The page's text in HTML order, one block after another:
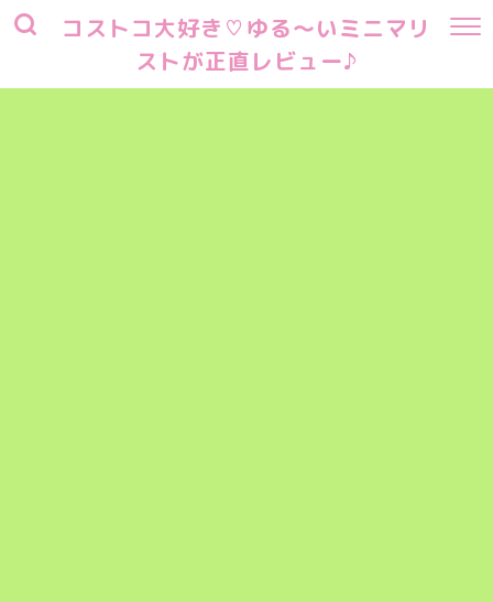
コストコ大好き♡ゆる～いミニマリ
ストが正直レビュー♪